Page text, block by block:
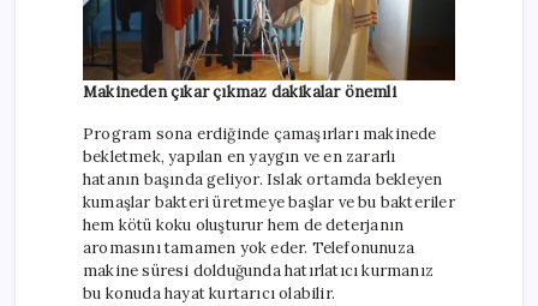
Makineden çıkar çıkmaz dakikalar önemli
Program sona erdiğinde çamaşırları makinede
bekletmek, yapılan en yaygın ve en zararlı
hatanın başında geliyor. Islak ortamda bekleyen
kumaşlar bakteri üretmeye başlar ve bu bakteriler
hem kötü koku oluşturur hem de deterjanın
aromasını tamamen yok eder. Telefonunuza
makine süresi dolduğunda hatırlatıcı kurmanız
bu konuda hayat kurtarıcı olabilir.